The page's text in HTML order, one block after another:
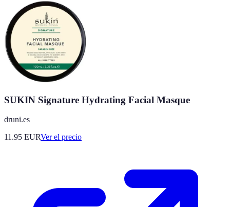
SUKIN Signature Hydrating Facial Masque
druni.es
11.95 EURVer el precio